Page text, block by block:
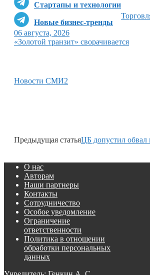
Стартапы и технологии
Новые бизнес-тренды
06 августа, 2026
«Золотой транзит» сворачивается
Новости СМИ2
Предыдущая статьяЦБ допустил обвал
О нас
Авторам
Наши партнеры
Контакты
Сотрудничество
Особое уведомление
Ограничение
ответственности
Политика в отношении
обработки персональных
данных